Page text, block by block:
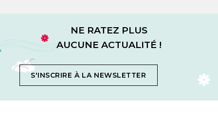
NE RATEZ PLUS
AUCUNE ACTUALITÉ !
S'INSCRIRE À LA NEWSLETTER